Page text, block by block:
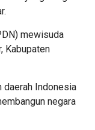
mewisuda
Kabupaten
daerah Indonesia
negara